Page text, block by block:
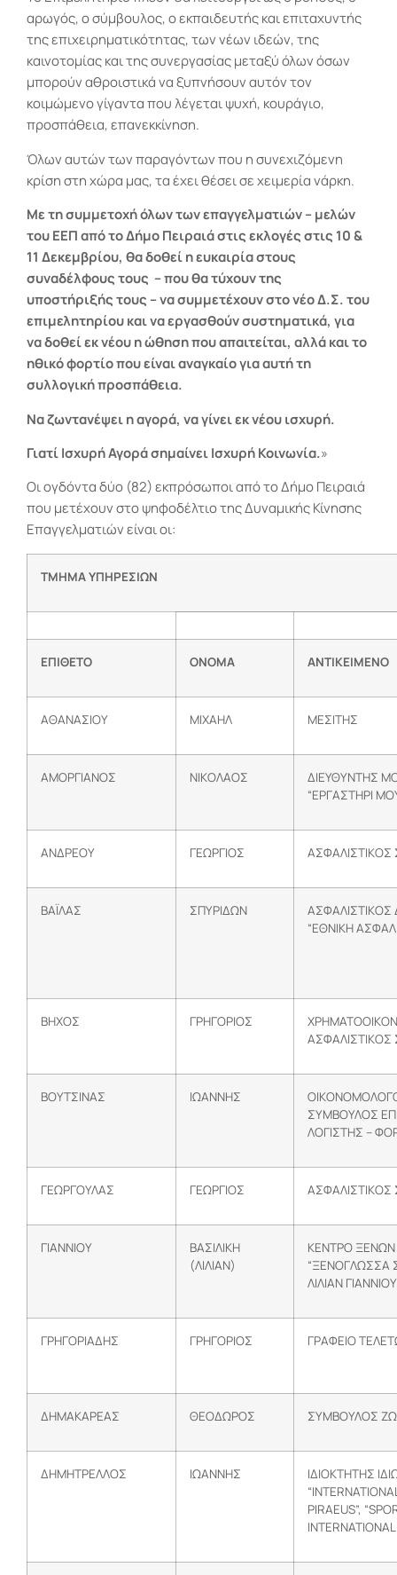
αρωγός, ο σύμβουλος, ο εκπαιδευτής και επιταχυντής
της επιχειρηματικότητας, των νέων ιδεών, της
καινοτομίας και της συνεργασίας μεταξύ όλων όσων
μπορούν αθροιστικά να ξυπνήσουν αυτόν τον
κοιμώμενο γίγαντα που λέγεται ψυχή, κουράγιο,
προσπάθεια, επανεκκίνηση.
Όλων αυτών των παραγόντων που η συνεχιζόμενη
κρίση στη χώρα μας, τα έχει θέσει σε χειμερία νάρκη.
Με τη συμμετοχή όλων των επαγγελματιών – μελών
του ΕΕΠ από το Δήμο Πειραιά στις εκλογές στις 10 &
11 Δεκεμβρίου, θα δοθεί η ευκαιρία στους
συναδέλφους τους – που θα τύχουν της
υποστήριξής τους – να συμμετέχουν στο νέο Δ.Σ. του
επιμελητηρίου και να εργασθούν συστηματικά, για
να δοθεί εκ νέου η ώθηση που απαιτείται, αλλά και το
ηθικό φορτίο που είναι αναγκαίο για αυτή τη
συλλογική προσπάθεια.
Να ζωντανέψει η αγορά, να γίνει εκ νέου ισχυρή.
Γιατί Ισχυρή Αγορά σημαίνει Ισχυρή Κοινωνία.»
Οι ογδόντα δύο (82) εκπρόσωποι από το Δήμο Πειραιά
που μετέχουν στο ψηφοδέλτιο της Δυναμικής Κίνησης
Επαγγελματιών είναι οι:
ΤΜΗΜΑ ΥΠΗΡΕΣΙΩΝ
ΕΠΙΘΕΤΟ ΟΝΟΜΑ ΑΝΤΙΚΕΙΜΕΝΟ
ΑΘΑΝΑΣΙΟΥ ΜΙΧΑΗΛ ΜΕΣΙΤΗΣ
ΑΜΟΡΓΙΑΝΟΣ ΝΙΚΟΛΑΟΣ
ΔΙΕΥΘΥΝΤΗΣ
“ΕΡΓΑΣΤΗΡΙ
ΑΝΔΡΕΟΥ ΓΕΩΡΓΙΟΣ
ΒΑΪΛΑΣ ΣΠΥΡΙΔΩΝ
“ΕΘΝΙΚΗ
ΒΗΧΟΣ ΓΡΗΓΟΡΙΟΣ
ΒΟΥΤΣΙΝΑΣ ΙΩΑΝΝΗΣ
ΣΥΜΒΟΥΛΟΣ
ΛΟΓΙΣΤΗΣ –
ΓΕΩΡΓΟΥΛΑΣ ΓΕΩΡΓΙΟΣ
ΓΙΑΝΝΙΟΥ
ΒΑΣΙΛΙΚΗ
(ΛΙΛΙΑΝ)
ΚΕΝΤΡΟ
“ΞΕΝΟΓΛΩΣΣΑ
ΛΙΛΙΑΝ
ΓΡΗΓΟΡΙΑΔΗΣ ΓΡΗΓΟΡΙΟΣ ΓΡΑΦΕΙΟ
ΔΗΜΑΚΑΡΕΑΣ ΘΕΟΔΩΡΟΣ ΣΥΜΒΟΥΛΟΣ
ΔΗΜΗΤΡΕΛΛΟΣ ΙΩΑΝΝΗΣ
ΙΔΙΟΚΤΗΤΗΣ
PIRAEUS”,